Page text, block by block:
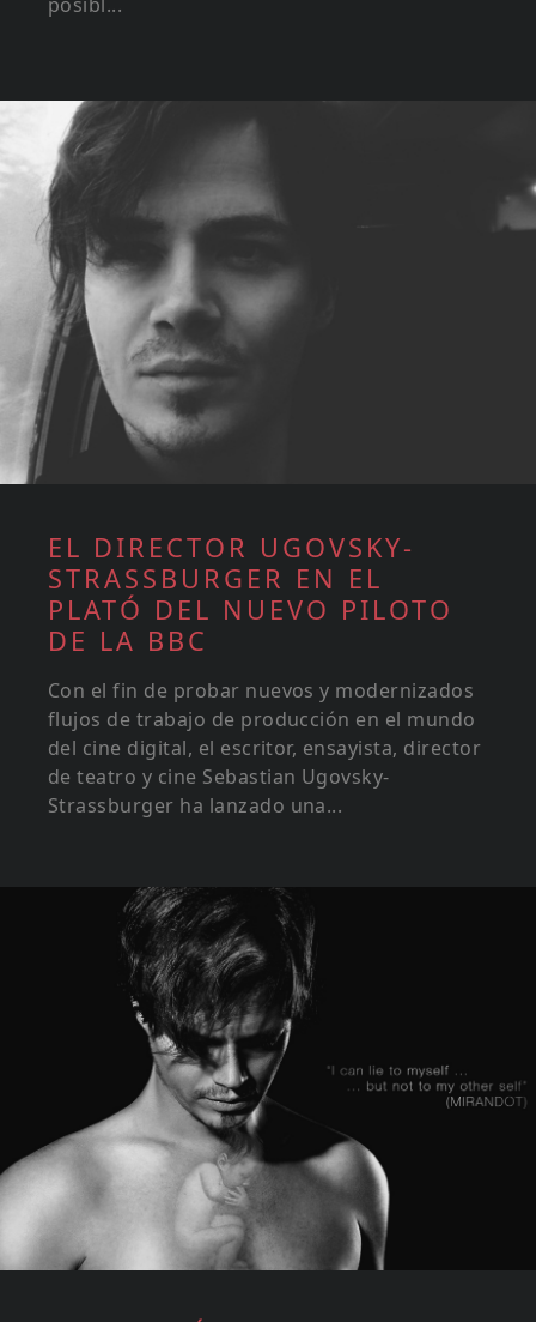
EL DIRECTOR UGOVSKY-
STRASSBURGER EN EL
PLATÓ DEL NUEVO PILOTO
DE LA BBC
Con el fin de probar nuevos y modernizados
flujos de trabajo de producción en el mundo
del cine digital, el escritor, ensayista, director
de teatro y cine Sebastian Ugovsky-
Strassburger ha lanzado una...